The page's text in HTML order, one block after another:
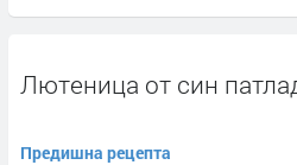
Лютеница от син
Предишна рецепта